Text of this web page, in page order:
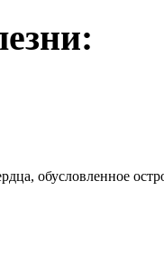
острой